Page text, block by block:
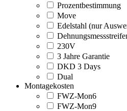
Prozentbestimmung
Move
Edelstahl (nur
230V
3 Jahre Garantie
DKD 3 Days
Dual
Montagekosten
FWZ-Mon6
FWZ-Mon9